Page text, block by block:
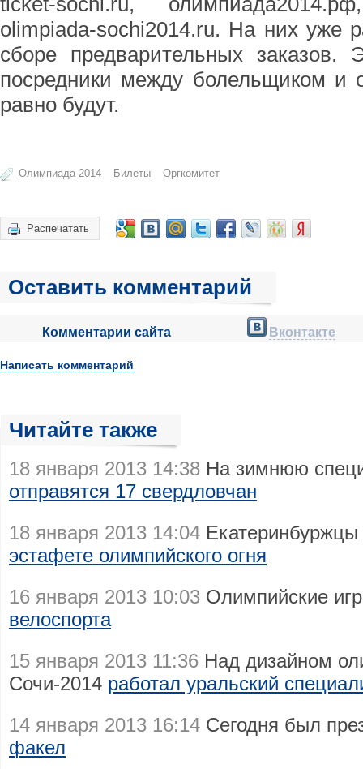
olimpiada-sochi2014.ru. На них уже
сборе предварительных заказов.
посредники между болельщиком и
равно будут.
Олимпиада-2014 Билеты Оргкомитет
Распечатать
Оставить комментарий
Комментарии сайта Вконтакте
Написать комментарий
Читайте также
18 января 2013 14:38 На зимнюю
отправятся 17 свердловчан
18 января 2013 14:04 Екатеринбуржцы
эстафете олимпийского огня
16 января 2013 10:03 Олимпийские
велоспорта
15 января 2013 11:36 Над дизайном
Сочи-2014 работал уральский
14 января 2013 16:14 Сегодня был
факел